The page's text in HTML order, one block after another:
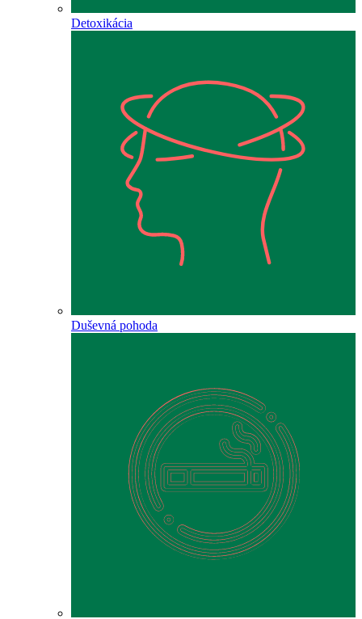
Detoxikácia
Duševná pohoda